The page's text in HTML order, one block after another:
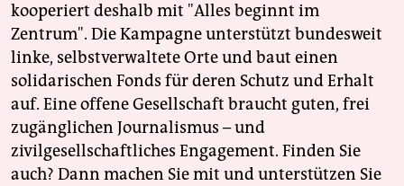
kooperiert deshalb mit "Alles beginnt im
Zentrum". Die Kampagne unterstützt bundesweit
linke, selbstverwaltete Orte und baut einen
solidarischen Fonds für deren Schutz und Erhalt
auf. Eine offene Gesellschaft braucht guten, frei
zugänglichen Journalismus – und
zivilgesellschaftliches Engagement. Finden Sie
auch? Dann machen Sie mit und unterstützen Sie